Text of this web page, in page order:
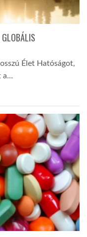
Élet Hatóságot,
a…